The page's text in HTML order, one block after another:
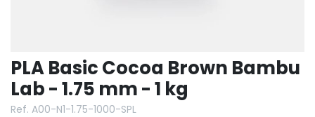
PLA Basic Cocoa Brown Bambu
Lab - 1.75 mm - 1 kg
Ref. A00-N1-1.75-1000-SPL